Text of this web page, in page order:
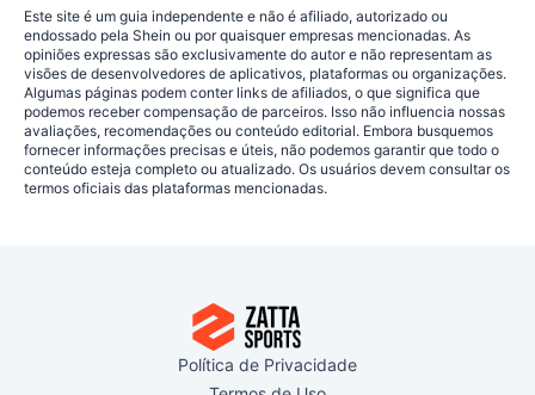
Este site é um guia independente e não é afiliado, autorizado ou
endossado pela Shein ou por quaisquer empresas mencionadas. As
opiniões expressas são exclusivamente do autor e não representam as
visões de desenvolvedores de aplicativos, plataformas ou organizações.
Algumas páginas podem conter links de afiliados, o que significa que
podemos receber compensação de parceiros. Isso não influencia nossas
avaliações, recomendações ou conteúdo editorial. Embora busquemos
fornecer informações precisas e úteis, não podemos garantir que todo o
conteúdo esteja completo ou atualizado. Os usuários devem consultar os
termos oficiais das plataformas mencionadas.
Política de Privacidade